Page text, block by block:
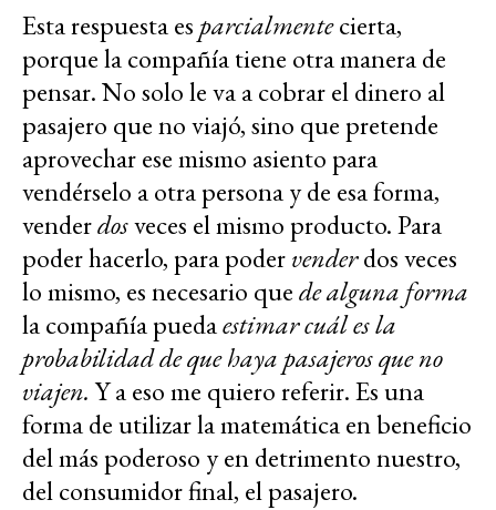
Esta respuesta esparcialmentecierta,
porque la compañía tiene otra manera de
pensar. No solo le va a cobrar el dinero al
pasajero que no viajó, sino que pretende
aprovechar ese mismo asiento para
vendérselo a otra persona y de esa forma,
venderdosveces el mismo producto. Para
poder hacerlo, para podervenderdos veces
lo mismo, es necesario quede alguna forma
la compañía puedaestimar cuál es la
probabilidad de que haya pasajeros que no
viajen.Y a eso me quiero referir. Es una
forma de utilizar la matemática en beneficio
del más poderoso y en detrimento nuestro,
del consumidor final, el pasajero.